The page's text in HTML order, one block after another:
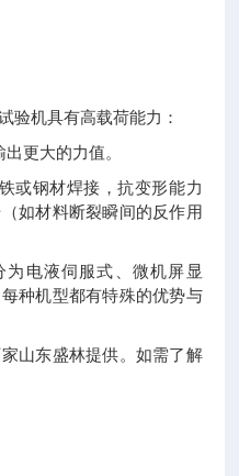
验机具有高载荷能力：
更大的力值。
或钢材焊接，抗变形能力
如材料断裂瞬间的反作用
电液伺服式、微机屏显
种机型都有特殊的优势与
山东盛林提供。如需了解